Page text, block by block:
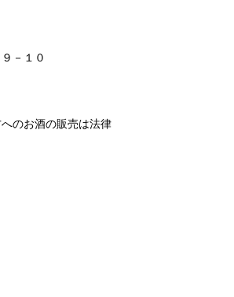
－１０
のお酒の販売は法律